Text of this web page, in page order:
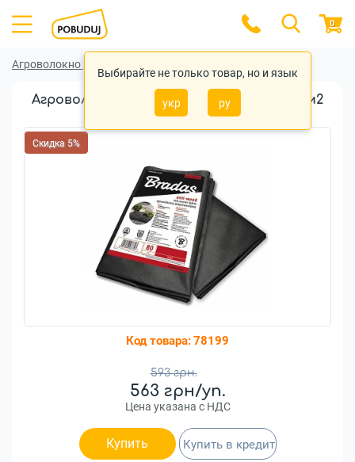
Выбирайте не только товар, но и язык
укр ру
0
Агроволокно
Агроволокно Bradas черное 3,2х5м 80г/м2
(AWB8032005)
Скидка 5%
Код товара:78199
593 грн.
563 грн/уп.
Цена указана с НДС
Купить Купить в кредит